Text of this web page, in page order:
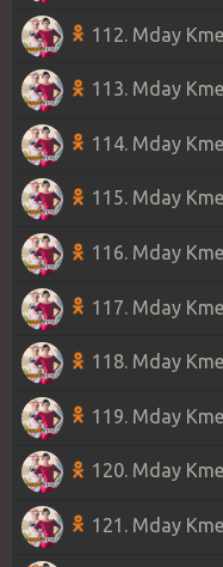
112. Mday
113. Mday
114. Mday
115. Mday
116. Mday
117. Mday
118. Mday
119. Mday
120. Mday
121. Mday